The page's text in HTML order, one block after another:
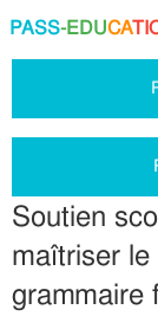
PASS-EDUCA
Soutien
maîtriser
grammaire